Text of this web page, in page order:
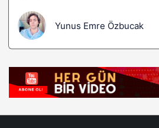
Yunus Emre Özbucak